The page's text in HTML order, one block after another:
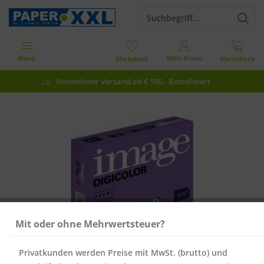
Kostenloser Versand ab € 150,- Bestellwert
Warenkorb
Merkzettel Mein Konto
Menü
Mit oder ohne Mehrwertsteuer?
Privatkunden werden Preise mit MwSt. (brutto) und